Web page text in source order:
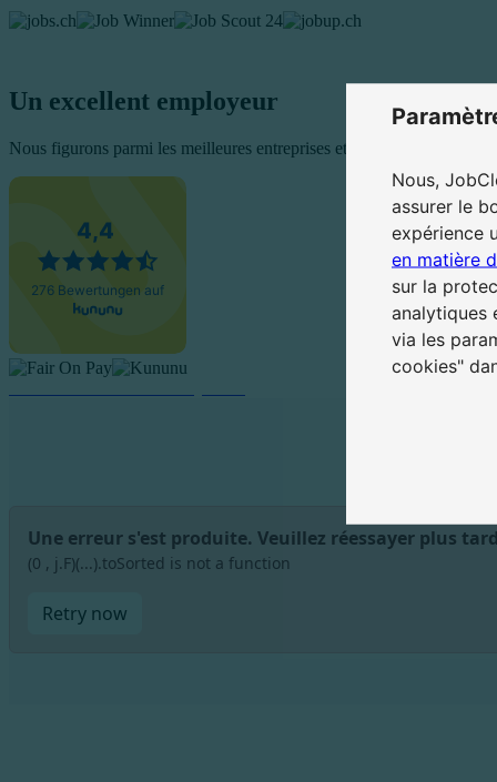
Un excellent employeur
Nous figurons parmi les meilleures entreprises et nous engageons
Une erreur s'est produite. Veuillez réessayer plus
(0 , j.F)(...).toSorted is not a function
Retry now
Nous,
assurer le
expérience
en matière
sur la
analytiques
via les
cookies"